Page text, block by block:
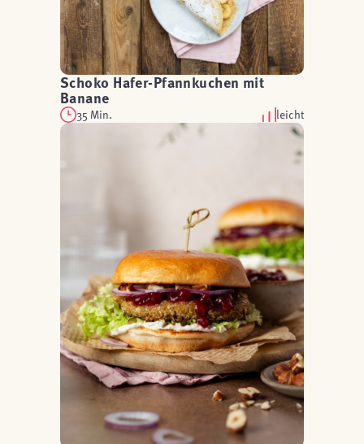
Schoko Hafer-Pfannkuchen mit
Banane
35 Min. leicht